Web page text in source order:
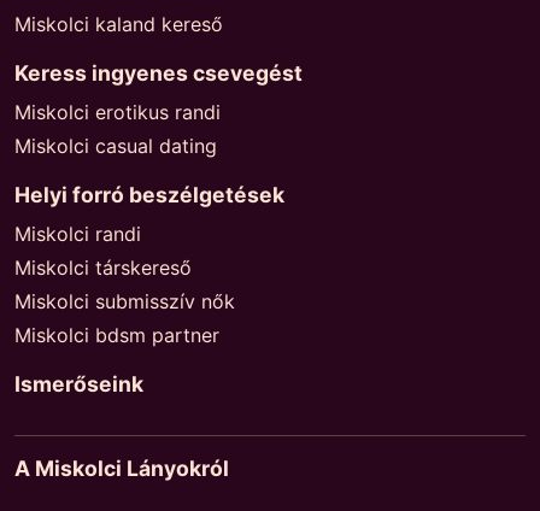
Miskolci kaland kereső
Keress ingyenes csevegést
Miskolci erotikus randi
Miskolci casual dating
Helyi forró beszélgetések
Miskolci randi
Miskolci társkereső
Miskolci submisszív nők
Miskolci bdsm partner
Ismerőseink
A Miskolci Lányokról